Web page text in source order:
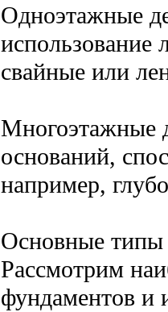
Одноэтажные
использование
свайные или
Многоэтажные
оснований,
например,
Основные типы
Рассмотрим
фундаментов и